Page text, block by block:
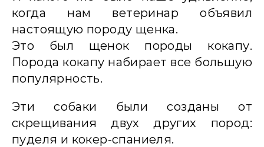
когда нам ветеринар объявил
настоящую породу щенка.
Это был щенок породы кокапу.
Порода кокапу набирает все большую
популярность.
Эти собаки были созданы от
скрещивания двух других пород:
пуделя и кокер-спаниеля.